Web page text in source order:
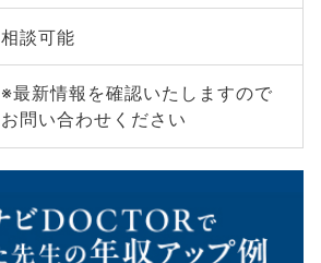
相談可能
※最新情報を確認いたしますので
お問い合わせください